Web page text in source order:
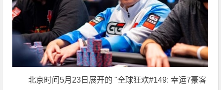
北京时间5月23日展开的 "全球狂欢#149: 幸运7豪客